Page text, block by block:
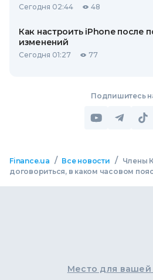
Сегодня 02:44 48
Как настроить iPhone после
изменений
Сегодня 01:27 77
Подпишитесь
Finance.ua / Все новости /
Члены
договориться, в каком часовом
Место для